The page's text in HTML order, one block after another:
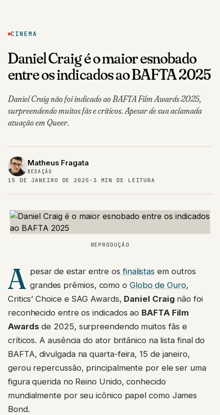
CINEMA
Daniel Craig é o maior esnobado
entre os indicados ao BAFTA 2025
Daniel Craig não foi indicado ao BAFTA Film Awards 2025,
surpreendendo muitos fãs e críticos. Apesar de sua aclamada
atuação em Queer.
Matheus Fragata
REDAÇÃO
15 DE JANEIRO DE 2025 · 3 MIN DE LEITURA
REPRODUÇÃO
A pesar de estar entre os finalistas em outros
grandes prêmios, como o Globo de Ouro,
Critics’ Choice e SAG Awards, Daniel Craig não foi
reconhecido entre os indicados ao BAFTA Film
Awards de 2025, surpreendendo muitos fãs e
críticos. A ausência do ator britânico na lista final do
BAFTA, divulgada na quarta-feira, 15 de janeiro,
gerou repercussão, principalmente por ele ser uma
figura querida no Reino Unido, conhecido
mundialmente por seu icônico papel como James
Bond.